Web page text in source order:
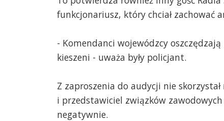
funkcjonariusz, który chciał zachować
- Komendanci wojewódzcy
kieszeni - uważa były policjant.
Z zaproszenia do audycji nie
i przedstawiciel związków
negatywnie.
mundur, czy jest cywilem w
kapitana WP „czysta wódka ani
Wiem i wierzę, że
podwładnych to ludzie uczciwi,
próbujący związać koniec z
słowa pana kolegi z ław
mądre monologi w programie
zapowiadał, że nadszedł czas
moim zdaniem dalej jak